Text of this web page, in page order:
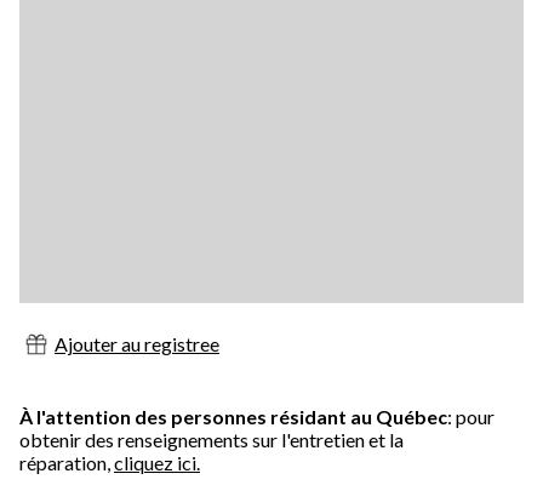
Ajouter au registree
À l'attention des personnes résidant au Québec: pour
obtenir des renseignements sur l'entretien et la
réparation,cliquez ici.